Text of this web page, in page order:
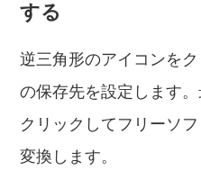
する
逆三角形のアイコンを
の保存先を設定します
クリックしてフリーソ
変換します。